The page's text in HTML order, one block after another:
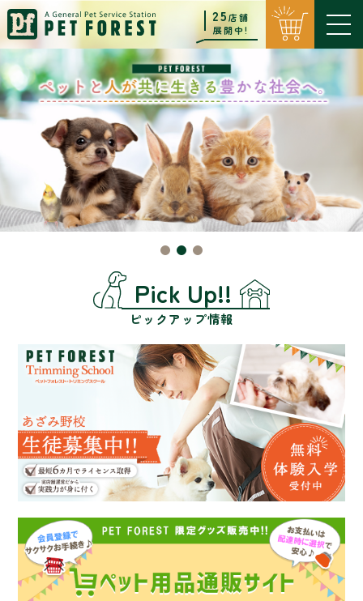
25店舗
展開中!
Pick Up!!
ピックアップ情報